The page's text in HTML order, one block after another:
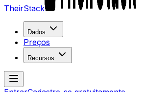
TheirStack
Dados
Preços
Recursos